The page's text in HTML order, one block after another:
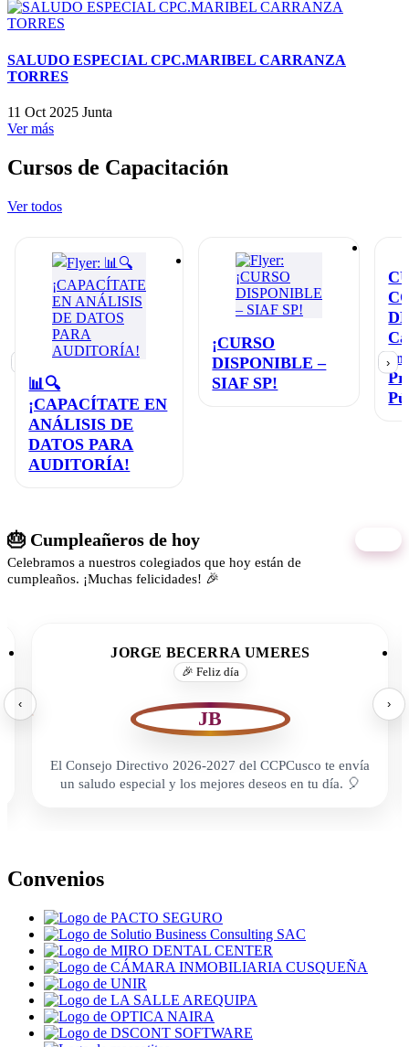
SALUDO ESPECIAL CPC.MARIBEL CARRANZA
TORRES
11 Oct 2025 Junta
Ver más
Cursos de Capacitación
Ver todos
📊🔍
¡CAPACÍTATE EN
ANÁLISIS DE
DATOS PARA
AUDITORÍA!
¡CURSO
DISPONIBLE –
SIAF SP!
en
›
🎂 Cumpleañeros de hoy
Celebramos a nuestros colegiados que hoy están de
cumpleaños. ¡Muchas felicidades! 🎉
‹
JORGE BECERRA UMERES
🎉 Feliz día
JB
El Consejo Directivo 2026-2027 del CCPCusco te envía
un saludo especial y los mejores deseos en tu día. 🎈
›
Convenios